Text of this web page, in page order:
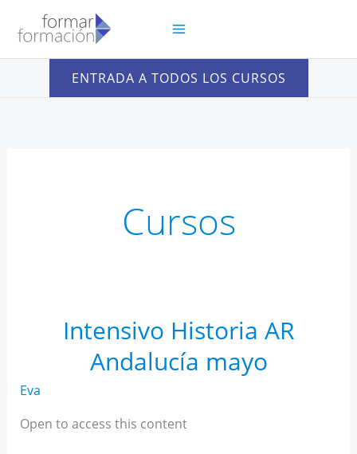
contenido
ENTRADA A TODOS LOS CURSOS
Cursos
Intensivo Historia AR
Andalucía mayo
Eva
Open to access this content